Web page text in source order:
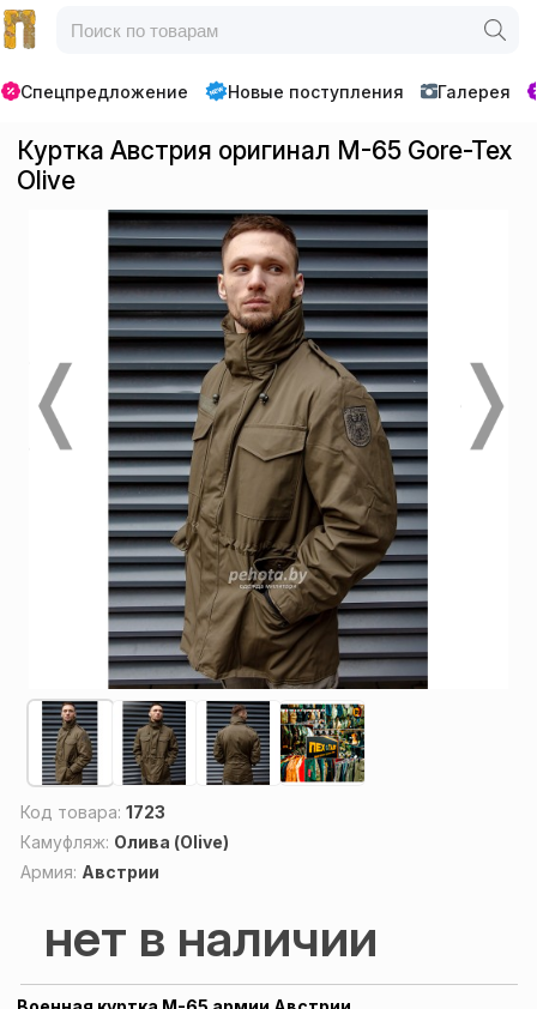
Спецпредложение Новые поступления Галерея
Куртка Австрия оригинал M-65 Gore-Tex
Olive
Код товара: 1723
Камуфляж: Олива (Olive)
Армия: Австрии
нет в наличии